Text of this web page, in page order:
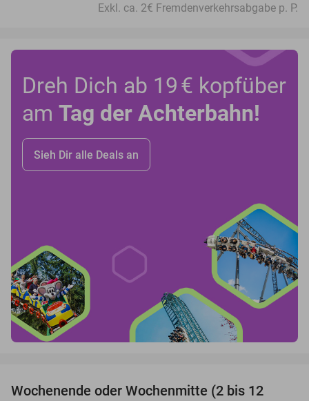
Exkl. ca. 2€ Fremdenverkehrsabgabe p. P.
Dreh Dich ab 19 € kopfüber
am Tag der Achterbahn!
Sieh Dir alle Deals an
Wochenende oder Wochenmitte (2 bis 12